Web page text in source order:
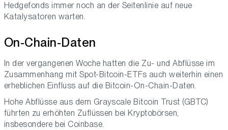
Hedgefonds immer noch an der Seitenlinie auf neue
Katalysatoren warten.
On-Chain-Daten
In der vergangenen Woche hatten die Zu- und Abflüsse im
Zusammenhang mit Spot-Bitcoin-ETFs auch weiterhin einen
erheblichen Einfluss auf die Bitcoin-On-Chain-Daten.
Hohe Abflüsse aus dem Grayscale Bitcoin Trust (GBTC)
führten zu erhöhten Zuflüssen bei Kryptobörsen,
insbesondere bei Coinbase.